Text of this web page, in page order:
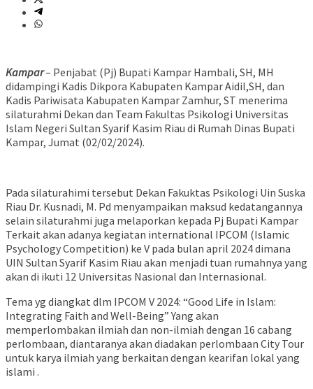
Kampar– Penjabat (Pj) Bupati Kampar Hambali, SH, MH
didampingi Kadis Dikpora Kabupaten Kampar Aidil,SH, dan
Kadis Pariwisata Kabupaten Kampar Zamhur, ST menerima
silaturahmi Dekan dan Team Fakultas Psikologi Universitas
Islam Negeri Sultan Syarif Kasim Riau di Rumah Dinas Bupati
Kampar, Jumat (02/02/2024).
Pada silaturahimi tersebut Dekan Fakuktas Psikologi Uin Suska
Riau Dr. Kusnadi, M. Pd menyampaikan maksud kedatangannya
selain silaturahmi juga melaporkan kepada Pj Bupati Kampar
Terkait akan adanya kegiatan international IPCOM (Islamic
Psychology Competition) ke V pada bulan april 2024 dimana
UIN Sultan Syarif Kasim Riau akan menjadi tuan rumahnya yang
akan di ikuti 12 Universitas Nasional dan Internasional.
Tema yg diangkat dlm IPCOM V 2024: “Good Life in Islam:
Integrating Faith and Well-Being” Yang akan
memperlombakan ilmiah dan non-ilmiah dengan 16 cabang
perlombaan, diantaranya akan diadakan perlombaan City Tour
untuk karya ilmiah yang berkaitan dengan kearifan lokal yang
islami .